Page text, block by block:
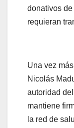
donativos
requieran
Una vez
Nicolás
autoridad
mantiene
la red de